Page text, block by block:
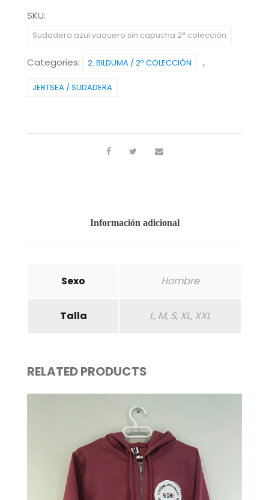
SKU:
Sudadera azul vaquero sin capucha 2ª colección
Categories: 2. BILDUMA / 2ª COLECCIÓN ,
JERTSEA / SUDADERA
Información adicional
Sexo Hombre
Talla L, M, S, XL, XXL
RELATED PRODUCTS